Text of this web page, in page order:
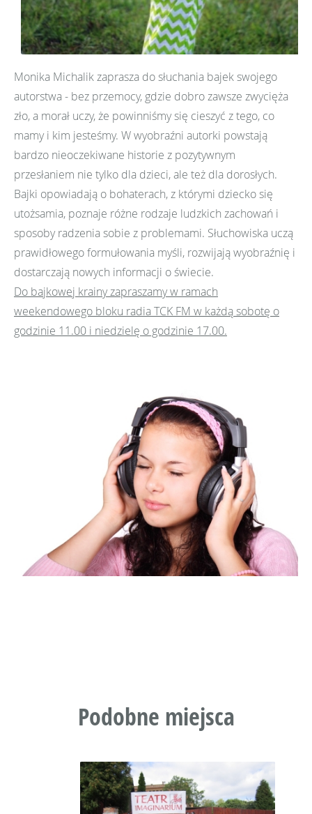
Monika Michalik zaprasza do słuchania bajek swojego
autorstwa - bez przemocy, gdzie dobro zawsze zwycięża
zło, a morał uczy, że powinniśmy się cieszyć z tego, co
mamy i kim jesteśmy. W wyobraźni autorki powstają
bardzo nieoczekiwane historie z pozytywnym
przesłaniem nie tylko dla dzieci, ale też dla dorosłych.
Bajki opowiadają o bohaterach, z którymi dziecko się
utożsamia, poznaje różne rodzaje ludzkich zachowań i
sposoby radzenia sobie z problemami. Słuchowiska uczą
prawidłowego formułowania myśli, rozwijają wyobraźnię i
dostarczają nowych informacji o świecie.
Do bajkowej krainy zapraszamy w ramach
weekendowego bloku radia TCK FM w każdą sobotę o
godzinie 11.00 i niedzielę o godzinie 17.00.
Podobne miejsca